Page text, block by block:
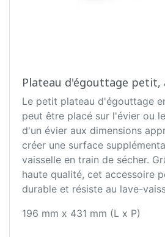
Plateau d'égouttage petit,
Le petit plateau d'égouttage
peut être placé sur l'évier ou
d'un évier aux dimensions
créer une surface
vaisselle en train de sécher.
haute qualité, cet accessoire
durable et résiste au lave-
196 mm x 431 mm (L x P)